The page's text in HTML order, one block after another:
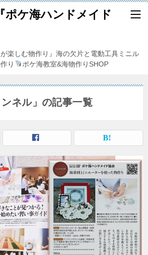
ポケ海ハンドメイド
楽しむ物作り』海の欠片と電動工具ミニル
り
ポケ海教室&海物作りSHOP
ネル」の記事一覧